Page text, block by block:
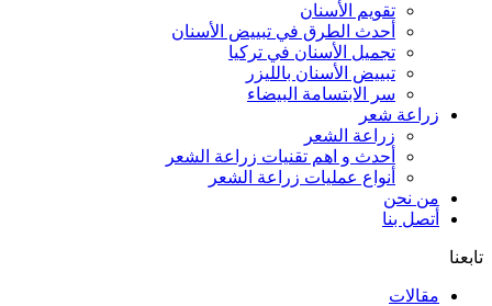
تقويم الأسنان
أحدث الطرق في تبييض الأسنان
تجميل الأسنان في تركيا
تبييض الأسنان بالليزر
سر الابتسامة البيضاء
زراعة شعر
زراعة الشعر
أحدث و اهم تقنيات زراعة الشعر
أنواع عمليات زراعة الشعر
من نحن
أتصل بنا
تابعنا
مقالات